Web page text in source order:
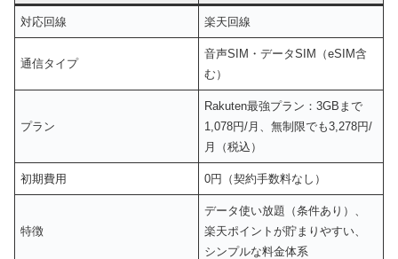
対応回線 楽天回線
通信タイプ
音声SIM・データSIM（eSIM含
む）
プラン
Rakuten最強プラン：3GBまで
1,078円/月、無制限でも3,278円/
月（税込）
初期費用 0円（契約手数料なし）
特徴
データ使い放題（条件あり）、
楽天ポイントが貯まりやすい、
シンプルな料金体系